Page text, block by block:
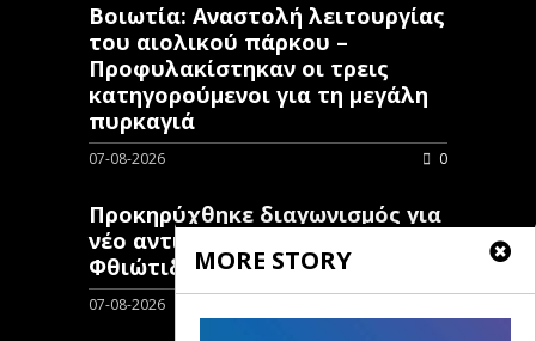
MORE STORY
Βοιωτία: Αναστολή λειτουργίας
του αιολικού πάρκου –
Προφυλακίστηκαν οι τρεις
κατηγορούμενοι για τη μεγάλη
πυρκαγιά
07-08-2026 0
Προκηρύχθηκε διαγωνισμός για
νέo αντιπλημμυρικό έργο στη
Φθιώτιδα
07-08-2026